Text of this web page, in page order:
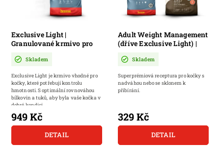
Exclusive Light |
Granulované krmivo pro
obézní kočky
Skladem
949 Kč
DETAIL
Exclusive Light je krmivo vhodné pro
kočky, které potřebují kontrolu
hmotnosti. S optimální rovnováhou
bílkovin a tuků, aby byla vaše kočka v
dobré kondici.
Adult Weight Management
(dříve Exclusive Light) |
kočky s nadváhou, snadno
Skladem
329 Kč
DETAIL
Superprémiová receptura pro kočky s
nadváhou nebo se sklonem k
přibírání.